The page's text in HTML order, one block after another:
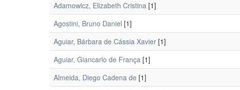
Adamowicz, Elizabeth Cristina [1]
Agostini, Bruno Daniel [1]
Aguiar, Bárbara de Cássia Xavier [1]
Aguiar, Giancarlo de França [1]
Almeida, Diego Cadena de [1]